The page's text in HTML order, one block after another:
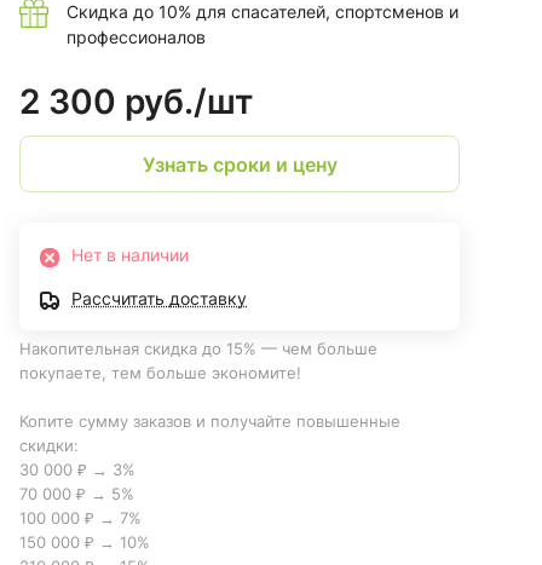
Скидка до 10% для спасателей, спортсменов и
профессионалов
2 300 руб./шт
Узнать сроки и цену
Нет в наличии
Рассчитать доставку
Накопительная скидка до 15% — чем больше
покупаете, тем больше экономите!
Копите сумму заказов и получайте повышенные
скидки:
30 000 ₽ → 3%
70 000 ₽ → 5%
100 000 ₽ → 7%
150 000 ₽ → 10%